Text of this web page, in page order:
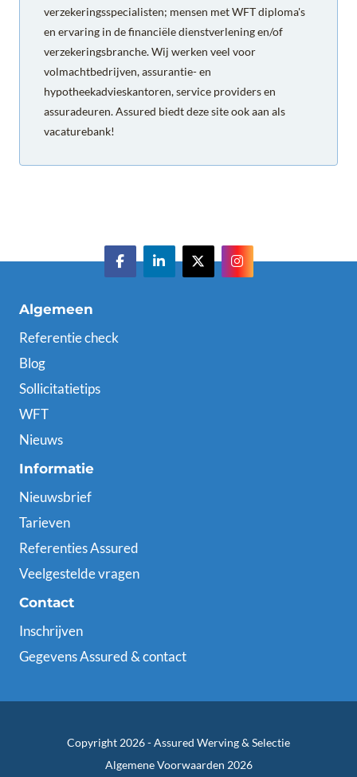
verzekeringsspecialisten; mensen met WFT diploma's
en ervaring in de financiële dienstverlening en/of
verzekeringsbranche. Wij werken veel voor
volmachtbedrijven, assurantie- en
hypotheekadvieskantoren, service providers en
assuradeuren. Assured biedt deze site ook aan als
vacaturebank!
Algemeen
Referentie check
Blog
Sollicitatietips
WFT
Nieuws
Informatie
Nieuwsbrief
Tarieven
Referenties Assured
Veelgestelde vragen
Contact
Inschrijven
Gegevens Assured & contact
Copyright 2026 -Assured Werving & Selectie
Algemene Voorwaarden 2026